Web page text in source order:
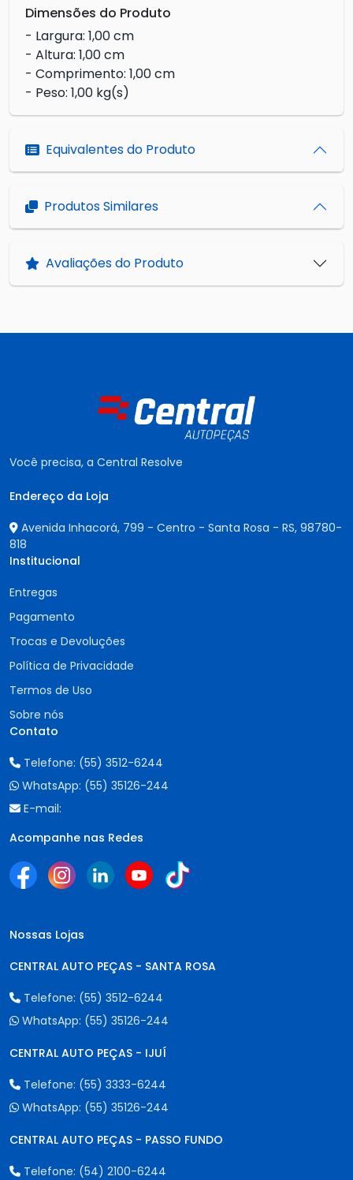
Dimensões do Produto
- Largura: 1,00 cm
- Altura: 1,00 cm
- Comprimento: 1,00 cm
- Peso: 1,00 kg(s)
Equivalentes do Produto
Produtos Similares
Avaliações do Produto
Você precisa, a Central Resolve
Endereço da Loja
Avenida Inhacorá, 799 - Centro - Santa Rosa - RS, 98780-
818
Institucional
Entregas
Pagamento
Trocas e Devoluções
Política de Privacidade
Termos de Uso
Sobre nós
Contato
Telefone: (55) 3512-6244
WhatsApp: (55) 35126-244
E-mail:
Acompanhe nas Redes
Nossas Lojas
CENTRAL AUTO PEÇAS - SANTA ROSA
Telefone: (55) 3512-6244
WhatsApp: (55) 35126-244
CENTRAL AUTO PEÇAS - IJUÍ
Telefone: (55) 3333-6244
WhatsApp: (55) 35126-244
CENTRAL AUTO PEÇAS - PASSO FUNDO
Telefone: (54) 2100-6244